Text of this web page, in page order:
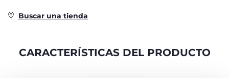
Buscar una tienda
CARACTERÍSTICAS DEL PRODUCTO